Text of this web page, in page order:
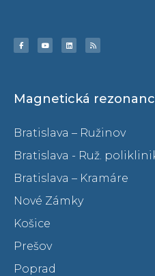
Magnetická
Bratislava – Ružinov
Bratislava - Ruž.
Bratislava – Kramáre
Nové Zámky
Košice
Prešov
Poprad